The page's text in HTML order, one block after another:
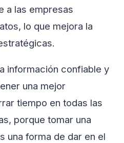
a las empresas
lo que mejora la
información confiable y
una mejor
tiempo en todas las
porque tomar una
una forma de dar en el